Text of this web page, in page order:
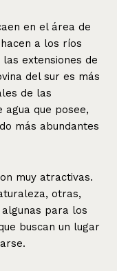
en el área de
a los ríos
extensiones de
del sur es más
de las
que posee,
más abundantes
muy atractivas.
otras,
para los
buscan un lugar